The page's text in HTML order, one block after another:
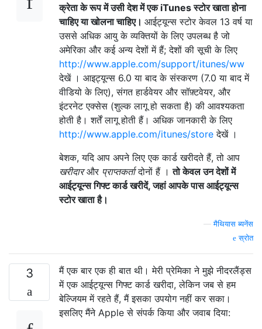
क्रेता के रूप में उसी देश में एक iTunes स्टोर खाता होना
चाहिए या खोलना चाहिए। आईट्यून्स स्टोर केवल 13 वर्ष या
उससे अधिक आयु के व्यक्तियों के लिए उपलब्ध है जो
अमेरिका और कई अन्य देशों में हैं; देशों की सूची के लिए
http://www.apple.com/support/itunes/ww
देखें । आइट्यून्स 6.0 या बाद के संस्करण (7.0 या बाद में
वीडियो के लिए), संगत हार्डवेयर और सॉफ़्टवेयर, और
इंटरनेट एक्सेस (शुल्क लागू हो सकता है) की आवश्यकता
होती है। शर्तें लागू होती हैं। अधिक जानकारी के लिए
http://www.apple.com/itunes/store देखें ।
बेशक, यदि आप अपने लिए एक कार्ड खरीदते हैं, तो आप
खरीदारऔर प्राप्तकर्तादोनों हैं ।तो केवल उन देशों में
आईट्यून्स गिफ्ट कार्ड खरीदें, जहां आपके पास आईट्यून्स
स्टोर खाता है।
—मैथियास ब्यनेंस
स्रोत
3
मैं एक बार एक ही बात थी। मेरी प्रेमिका ने मुझे नीदरलैंड्स
में एक आईट्यून्स गिफ्ट कार्ड खरीदा, लेकिन जब से हम
बेल्जियम में रहते हैं, मैं इसका उपयोग नहीं कर सका।
इसलिए मैंने Apple से संपर्क किया और जवाब दिया: